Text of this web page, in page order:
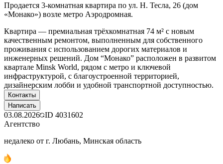
Продается 3-комнатная квартира по ул. Н. Тесла, 26 (дом
«Монако») возле метро Аэродромная.
Квартира — премиальная трёхкомнатная 74 м² с новым
качественным ремонтом, выполненным для собственного
проживания с использованием дорогих материалов и
инженерных решений. Дом “Монако” расположен в развитом
квартале Minsk World, рядом с метро и ключевой
инфраструктурой, с благоустроенной территорией,
дизайнерским лобби и удобной транспортной доступностью.
Контакты
Написать
03.08.2026 ID 4031602
Агентство
недалеко от г. Любань, Минская область